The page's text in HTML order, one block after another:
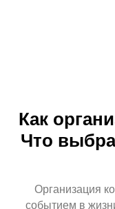
Как
Что
Организация
событием в